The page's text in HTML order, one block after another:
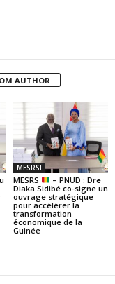
AUTHOR
MESRSI
MESRS
– PNUD : Dre
Diaka Sidibé co-signe un
ouvrage stratégique
pour accélérer la
transformation
économique de la
Guinée